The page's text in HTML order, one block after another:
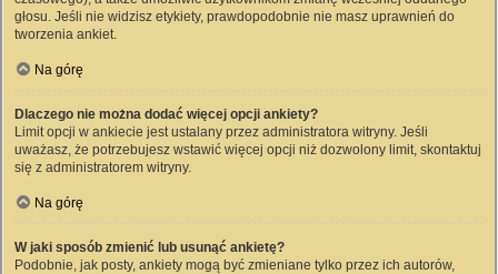
głosu. Jeśli nie widzisz etykiety, prawdopodobnie nie masz uprawnień do
tworzenia ankiet.
Na górę
Dlaczego nie można dodać więcej opcji ankiety?
Limit opcji w ankiecie jest ustalany przez administratora witryny. Jeśli
uważasz, że potrzebujesz wstawić więcej opcji niż dozwolony limit, skontaktuj
się z administratorem witryny.
Na górę
W jaki sposób zmienić lub usunąć ankietę?
Podobnie, jak posty, ankiety mogą być zmieniane tylko przez ich autorów,